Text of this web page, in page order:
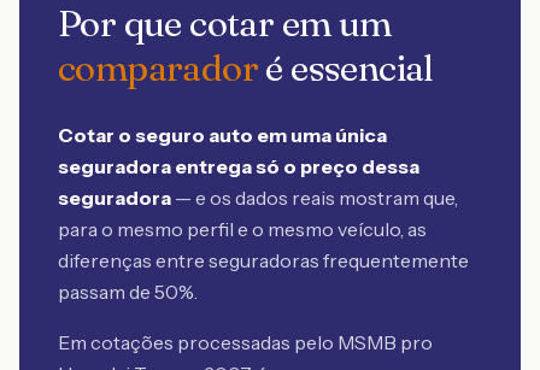
Por que cotar em um
comparadoré essencial
Cotar o seguro auto em uma única
seguradora entrega só o preço dessa
seguradora — e os dados reais mostram que,
para o mesmo perfil e o mesmo veículo, as
diferenças entre seguradoras frequentemente
passam de 50%.
Em cotações processadas pelo MSMB pro